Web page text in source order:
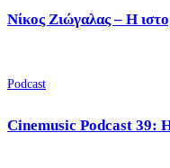
Νίκος Ζιώγαλας – Η
Podcast
Cinemusic Podcast 39: Η